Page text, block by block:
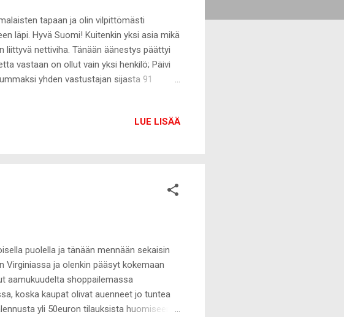
tapaan ja olin vilpittömästi
läpi. Hyvä Suomi! Kuitenkin yksi asia mikä
nettiviha. Tänään äänestys päättyi
vastaan on ollut vain yksi henkilö; Päivi
yhden vastustajan sijasta 91
että kaunokirjoituksen opetusLUE LISÄÄ
puolella ja tänään mennään sekaisin
Virginiassa ja olenkin pääsyt kokemaan
aamukuudelta shoppailemassa
koska kaupat olivat auenneet jo tuntea
yli 50euron tilauksista huomiseen